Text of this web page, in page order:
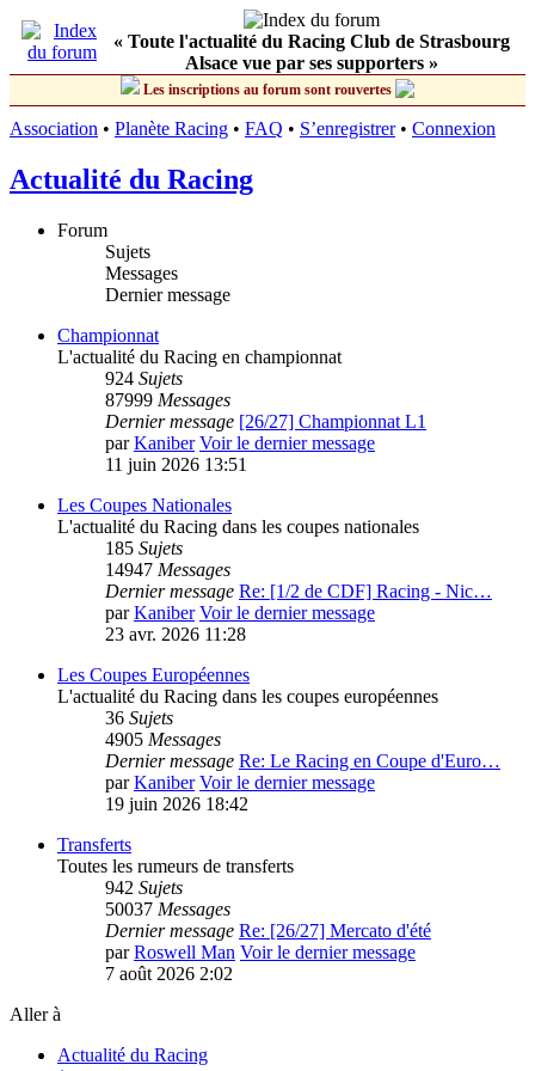
« Toute l'actualité du Racing Club de Strasbourg
Alsace vue par ses supporters »
Les inscriptions au forum sont rouvertes
Association • Planète Racing • FAQ • S’enregistrer• Connexion
Actualité du Racing
Forum
Sujets
Messages
Dernier message
Championnat
L'actualité du Racing en championnat
924 Sujets
87999 Messages
Dernier message [26/27] Championnat L1
parKaniber Voir le dernier message
11 juin 2026 13:51
Les Coupes Nationales
L'actualité du Racing dans les coupes nationales
185 Sujets
14947 Messages
Dernier message Re: [1/2 de CDF] Racing - Nic…
parKaniber Voir le dernier message
23 avr. 2026 11:28
Les Coupes Européennes
L'actualité du Racing dans les coupes européennes
36 Sujets
4905 Messages
Dernier message Re: Le Racing en Coupe d'Euro…
parKaniber Voir le dernier message
19 juin 2026 18:42
Transferts
Toutes les rumeurs de transferts
942 Sujets
50037 Messages
Dernier message Re: [26/27] Mercato d'été
parRoswell Man Voir le dernier message
7 août 2026 2:02
Aller à
Actualité du Racing